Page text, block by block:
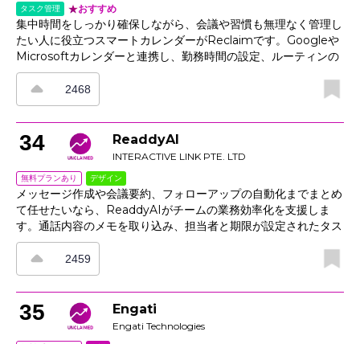
タスク管理 おすすめ
集中時間をしっかり確保しながら、会議や習慣も無理なく管理し
たい人に役立つスマートカレンダーがReclaimです。Googleや
Microsoftカレンダーと連携し、勤務時間の設定、ルーティンの
登録、執筆やコードレビュー、ワークアウトなどのタスクに合わ
せた柔軟なスケジュール管理ができます。 Reclaimのアシスタ
ントは、優先度と締め切りをもとに時間を自動でブロックし、予
定が重なった場合も調整を行います。共有スケジュールリンクや
バッファ機能によって予定変更の手間を減らし、分析機能で時間
の使い方を把握できるため、チームの計画改善にも役立ちます。
2468
34 ReaddyAI
INTERACTIVE LINK PTE. LTD
無料プランあり デザイン
メッセージ作成や会議要約、フォローアップの自動化までまとめ
て任せたいなら、ReaddyAIがチームの業務効率化を支援しま
す。通話内容のメモを取り込み、担当者と期限が設定されたタス
クを検出して、メール・チャット・トラッカーへの更新を自動送
信。さらに、テンプレートを使えばトーンや用語をそろえやす
く、ドキュメント検索やスニペット再利用、承認機能によって、
ツールやタイムゾーンが異なる環境でも、洗練された返信やステ
ータスノートをスムーズに作成・共有できます。
2459
35 Engati
Engati Technologies